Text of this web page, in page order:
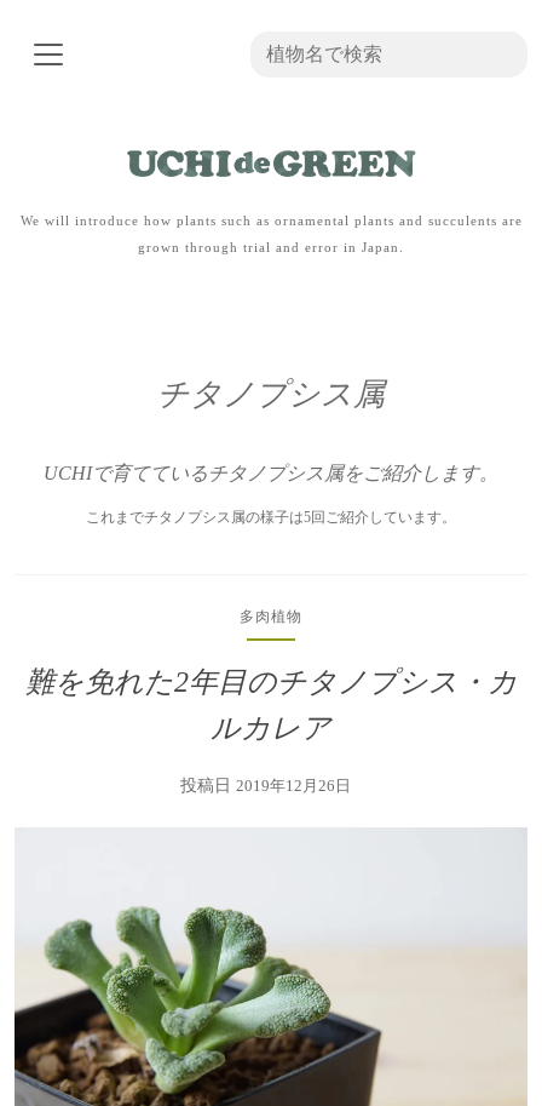
We will introduce how plants such as ornamental plants and succulents are
grown through trial and error in Japan.
チタノプシス属
UCHIで育てているチタノプシス属をご紹介します。
これまでチタノプシス属の様子は5回ご紹介しています。
多肉植物
難を免れた2年目のチタノプシス・カ
ルカレア
投稿日 2019年12月26日